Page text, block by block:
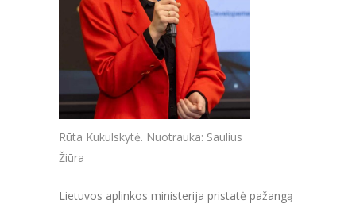
Rūta Kukulskytė. Nuotrauka: Saulius
Žiūra
Lietuvos aplinkos ministerija pristatė pažangą